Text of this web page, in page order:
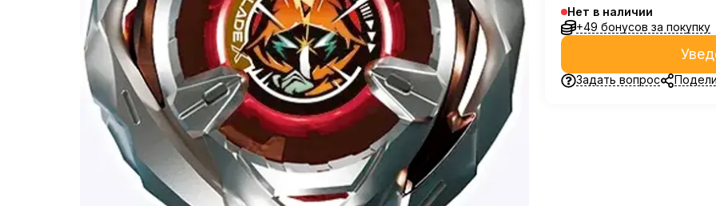
Нет в наличии
+49 бонусов за покупку
Задать вопрос